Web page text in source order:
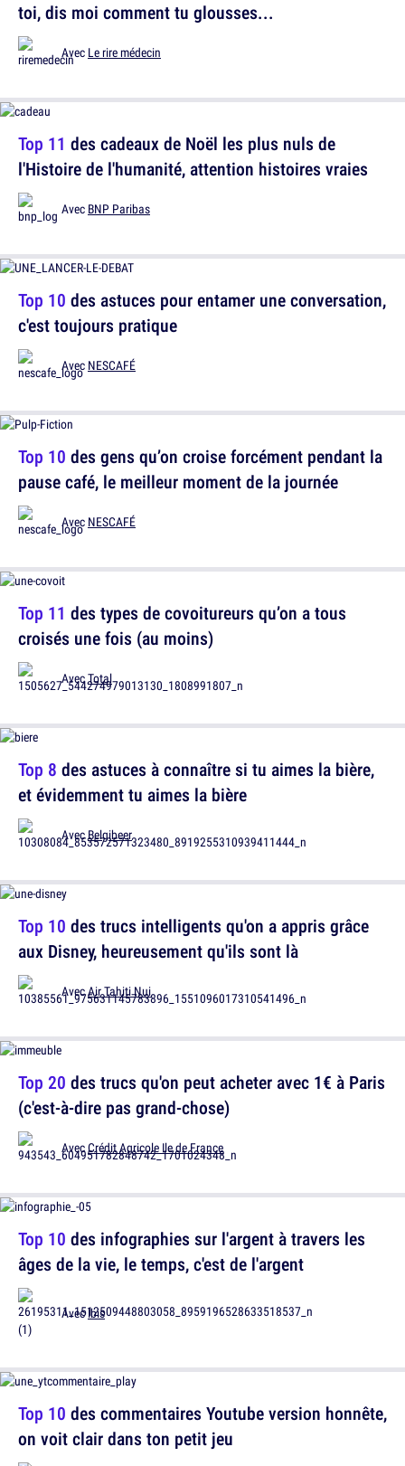
Top 11 des cadeaux de Noël les plus nuls de
l'Histoire de l'humanité, attention histoires vraies
Avec BNP Paribas
Top 10 des gens qu’on croise forcément pendant la
pause café, le meilleur moment de la journée
Avec NESCAFÉ
Top 8 des astuces à connaître si tu aimes la bière,
et évidemment tu aimes la bière
AvecBelgibeer
Top 20 des trucs qu'on peut acheter avec 1€ à Paris
(c'est-à-dire pas grand-chose)
AvecCrédit Agricole Ile de France
Top 10 des commentaires Youtube version honnête,
on voit clair dans ton petit jeu
toi, dis moi comment tu glousses...
Avec Le rire médecin
Top 10 des astuces pour entamer une conversation,
c'est toujours pratique
Avec NESCAFÉ
Top 11 des types de covoitureurs qu’on a tous
croisés une fois (au moins)
AvecTotal
Top 10 des trucs intelligents qu'on a appris grâce
aux Disney, heureusement qu'ils sont là
AvecAir Tahiti Nui
Top 10 des infographies sur l'argent à travers les
âges de la vie, le temps, c'est de l'argent
AvecIbis